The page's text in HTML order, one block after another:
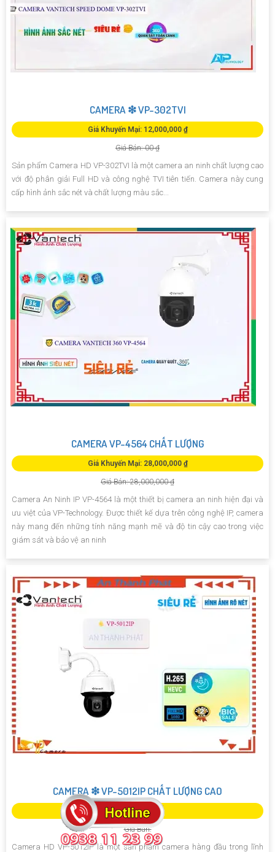
CAMERA ❇ VP-302TVI
Giá Khuyến Mại: 12,000,000 ₫
Giá Bán: 00 ₫
Sản phẩm Camera HD VP-302TVI là một camera an ninh chất lượng cao
với độ phân giải Full HD và công nghệ TVI tiên tiến. Camera này cung
cấp hình ảnh sắc nét và chất lượng màu sắc...
CAMERA VP-4564 CHẤT LƯỢNG
Giá Khuyến Mại: 28,000,000 ₫
Giá Bán: 28,000,000 ₫
Camera An Ninh IP VP-4564 là một thiết bị camera an ninh hiện đại và
ưu việt của VP-Technology. Được thiết kế dựa trên công nghệ IP, camera
này mang đến những tính năng mạnh mẽ và độ tin cậy cao trong việc
giám sát và bảo vệ an ninh
CAMERA ❇ VP-5012IP CHẤT LƯỢNG CAO
Giá Khuyến Mại:
Giá Bán:
Camera HD VP-5012IP là một sản phẩm camera hàng đầu trong lĩnh